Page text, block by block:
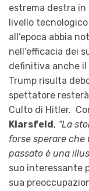
estrema destra in
livello
all’epoca abbia
nell’efficacia dei
definitiva anche il
Trump risulta
spettatore
Culto di Hitler.
Klarsfeld , “La
forse sperare
passato è una
suo interessante
sua